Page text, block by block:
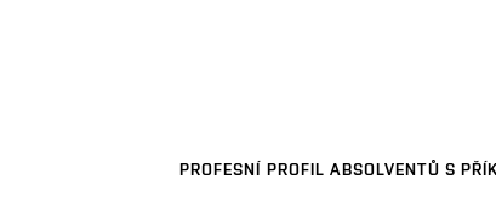
PROFESNÍ PROFIL ABSOLVENTŮ S